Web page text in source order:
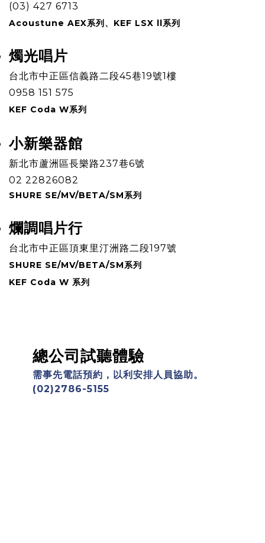
(03) 427 6713
Acoustune AEX系列、KEF LSX ll系列
燭光唱片
​台北市中正區信義路二段45巷19號1樓
0958 151 575
KEF Coda W系列
小新樂器館
​新北市蘆洲區長樂路237巷6號
02 22826082
SHURE SE/MV/BETA/SM系列
爛調唱片行
​台北市中正區頂東里汀洲路二段197號
SHURE SE/MV/BETA/SM系列
KEF Coda W 系列
總公司試聽體驗
需事先電話預約，以利安排人員協助。
(02)2786-5155